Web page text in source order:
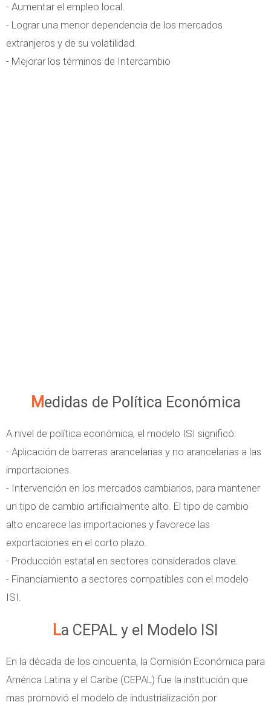
- Aumentar el empleo local.
- Lograr una menor dependencia de los mercados
extranjeros y de su volatilidad.
- Mejorar los términos de Intercambio
Medidas de Política Económica
A nivel de política económica, el modelo ISI significó:
- Aplicación de barreras arancelarias y no arancelarias a las
importaciones.
- Intervención en los mercados cambiarios, para mantener
un tipo de cambio artificialmente alto. El tipo de cambio
alto encarece las importaciones y favorece las
exportaciones en el corto plazo.
- Producción estatal en sectores considerados clave.
- Financiamiento a sectores compatibles con el modelo
ISI.
La CEPAL y el Modelo ISI
En la década de los cincuenta, la Comisión Económica para
América Latina y el Caribe (CEPAL) fue la institución que
mas promovió el modelo de industrialización por